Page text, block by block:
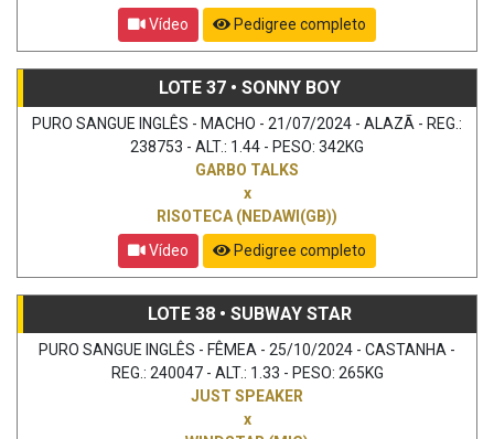
Vídeo
Pedigree completo
LOTE 37 • SONNY BOY
PURO SANGUE INGLÊS - MACHO - 21/07/2024 - ALAZÃ - REG.:
238753 - ALT.: 1.44 - PESO: 342KG
GARBO TALKS
x
RISOTECA (NEDAWI(GB))
Vídeo
Pedigree completo
LOTE 38 • SUBWAY STAR
PURO SANGUE INGLÊS - FÊMEA - 25/10/2024 - CASTANHA -
REG.: 240047 - ALT.: 1.33 - PESO: 265KG
JUST SPEAKER
x